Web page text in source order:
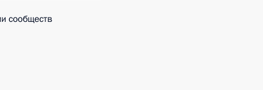
сообществ